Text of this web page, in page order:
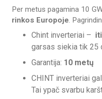
Per metus pagamina 10
rinkos Europoje .
Chint inverteriai –
garsas siekia tik 25
Garantija: 10 metų
CHINT inverteriai
Tai ypač svarbu